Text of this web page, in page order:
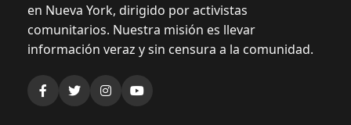
en Nueva York, dirigido por activistas
comunitarios. Nuestra misión es llevar
información veraz y sin censura a la comunidad.